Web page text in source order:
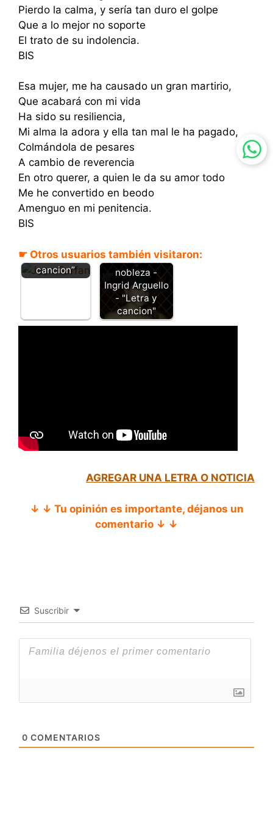
Pierdo la calma, y sería tan duro el golpe
Que a lo mejor no soporte
El trato de su indolencia.
BIS
Esa mujer, me ha causado un gran martirio,
Que acabará con mi vida
Ha sido su resiliencia,
Mi alma la adora y ella tan mal le ha pagado,
Colmándola de pesares
A cambio de reverencia
En otro querer, a quien le da su amor todo
Me he convertido en beodo
Amenguo en mi penitencia.
BIS
☛ Otros usuarios también visitaron:
Cumpleañera
– “Letra y
cancion”
Se me acabo la
nobleza -
Ingrid Arguello
- "Letra y
cancion"
AGREGAR UNA LETRA O NOTICIA
↓ ↓ Tu opinión es importante, déjanos un
comentario ↓ ↓
Suscribir
0 COMENTARIOS